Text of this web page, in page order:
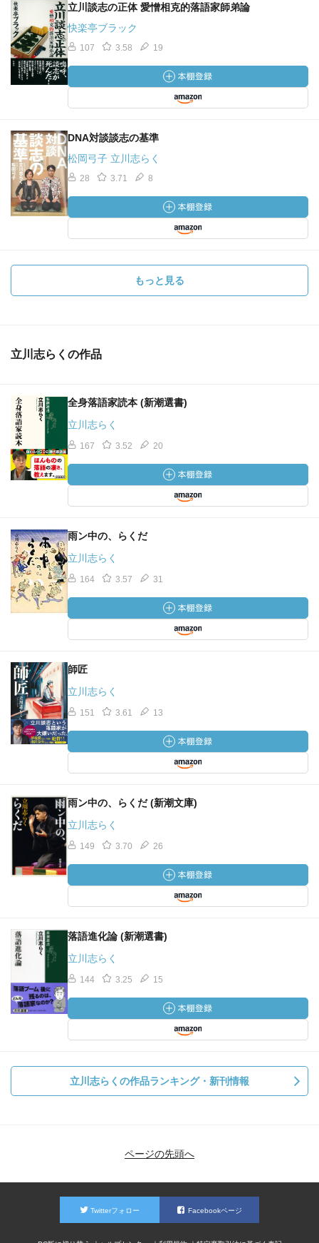
立川談志の正体 愛憎相克的落語家師弟論
快楽亭ブラック
107 3.58 19
DNA対談談志の基準
松岡弓子 立川志らく
28 3.71 8
もっと見る
立川志らくの作品
全身落語家読本 (新潮選書)
立川志らく
167 3.52 20
雨ン中の、らくだ
立川志らく
164 3.57 31
師匠
立川志らく
151 3.61 13
雨ン中の、らくだ (新潮文庫)
立川志らく
149 3.70 26
落語進化論 (新潮選書)
立川志らく
144 3.25 15
立川志らくの作品ランキング・新刊情報
ページの先頭へ
Twitterフォロー Facebookページ